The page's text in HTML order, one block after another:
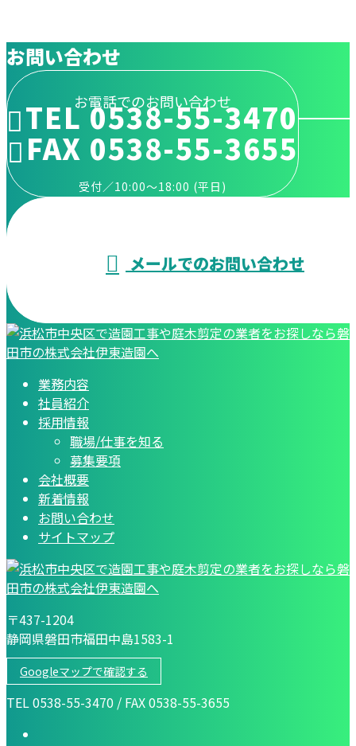
お問い合わせ
お電話でのお問い合わせ
TEL 0538-55-3470
FAX 0538-55-3655
受付／10:00～18:00 (平日)
メールでのお問い合わせ
業務内容
社員紹介
採用情報
職場/仕事を知る
募集要項
会社概要
新着情報
お問い合わせ
サイトマップ
〒437-1204
静岡県磐田市福田中島1583-1
Googleマップで確認する
TEL 0538-55-3470 / FAX 0538-55-3655